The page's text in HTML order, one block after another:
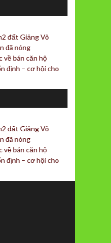
đất Giảng Võ
đã nóng
về bán căn hộ
định – cơ hội cho
đất Giảng Võ
đã nóng
về bán căn hộ
định – cơ hội cho